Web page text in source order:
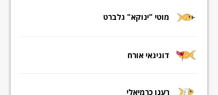
מוטי "ינוקא" גלברט
דוגיגאי אורח
רענן כרמיאלי